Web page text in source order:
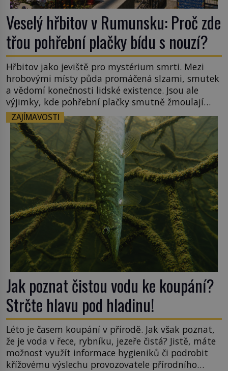
Veselý hřbitov v Rumunsku: Proč zde
třou pohřební plačky bídu s nouzí?
Hřbitov jako jeviště pro mystérium smrti. Mezi
hrobovými místy půda promáčená slzami, smutek
a vědomí konečnosti lidské existence. Jsou ale
výjimky, kde pohřební plačky smutně žmoulají
kapesníky nikoli při smutečním obřadu, ale při
pohledu na výši vyměřené podpory
v nezaměstnanosti. Kam vás pozveme? Unikátní
hřbitov, který si vysloužil název „Veselý“, najdeme
v rumunské vesnici Sapanta, nedaleko hranic […]
ZAJÍMAVOSTI
Jak poznat čistou vodu ke koupání?
Strčte hlavu pod hladinu!
Léto je časem koupání v přírodě. Jak však poznat,
že je voda v řece, rybníku, jezeře čistá? Jistě, máte
možnost využít informace hygieniků či podrobit
křížovému výslechu provozovatele přírodního